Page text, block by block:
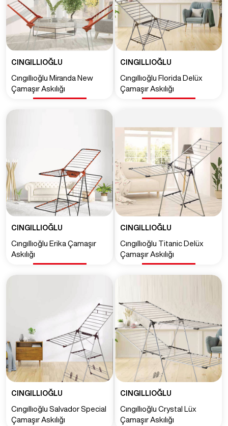
CINGILLIOĞLU
Cıngıllıoğlu Miranda New
Çamaşır Askılığı
CINGILLIOĞLU
Cıngıllıoğlu Florida Delüx
Çamaşır Askılığı
CINGILLIOĞLU
Cıngıllıoğlu Erika Çamaşır
Askılığı
CINGILLIOĞLU
Cıngıllıoğlu Titanic Delüx
Çamaşır Askılığı
CINGILLIOĞLU
Cıngıllıoğlu Salvador Special
Çamaşır Askılığı
CINGILLIOĞLU
Cıngıllıoğlu Crystal Lüx
Çamaşır Askılığı